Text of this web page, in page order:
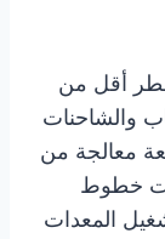
أقل من
والشاحنات
معالجة من
خطوط
المعدات